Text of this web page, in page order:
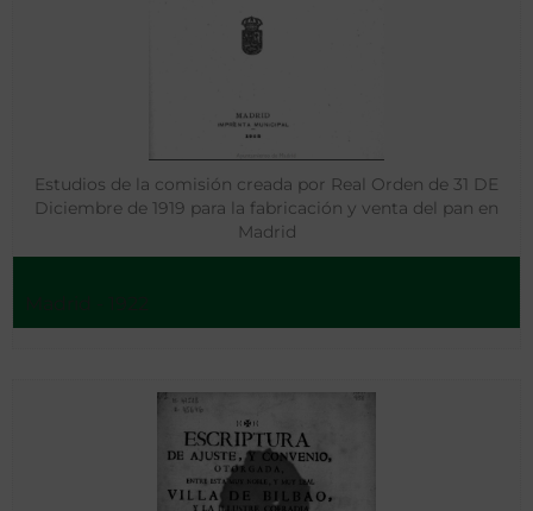
Estudios de la comisión creada por Real Orden de 31 DE
Diciembre de 1919 para la fabricación y venta del pan en
Madrid